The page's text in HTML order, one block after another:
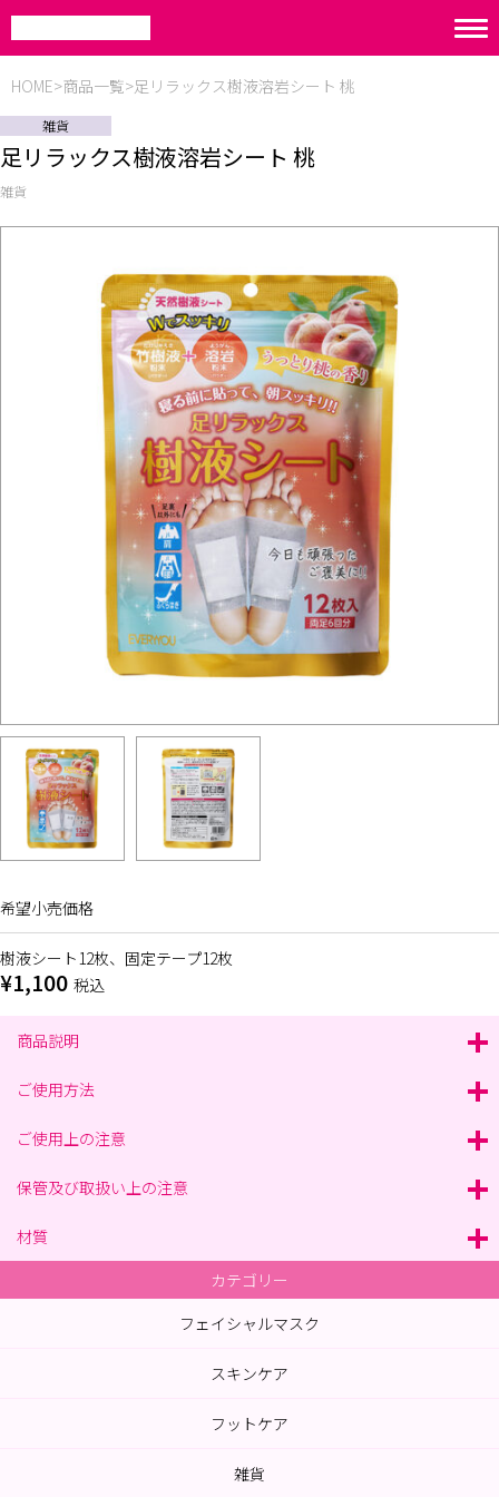
HOME 商品一覧 足リラックス樹液溶岩シート 桃
雑貨
足リラックス樹液溶岩シート 桃
雑貨
希望小売価格
樹液シート12枚、固定テープ12枚
¥1,100 税込
商品説明
ご使用方法
ご使用上の注意
保管及び取扱い上の注意
材質
カテゴリー
フェイシャルマスク
スキンケア
フットケア
雑貨